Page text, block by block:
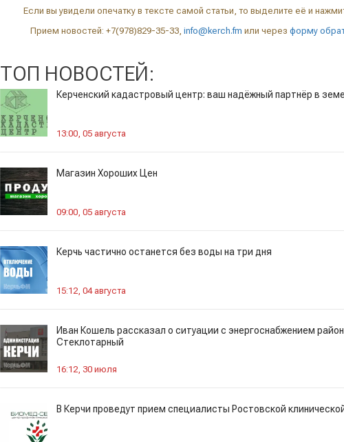
Если вы увидели опечатку в тексте самой статьи, то выделите её и
Прием новостей: +7(978)829-35-33, info@kerch.fm или через форму
ТОП НОВОСТЕЙ:
Керченский кадастровый центр: ваш надёжный партнёр в
13:00, 05 августа
Магазин Хороших Цен
09:00, 05 августа
Керчь частично останется без воды на три дня
15:12, 04 августа
Иван Кошель рассказал о ситуации с энергоснабжением
Стеклотарный
16:12, 30 июля
В Керчи проведут прием специалисты Ростовской